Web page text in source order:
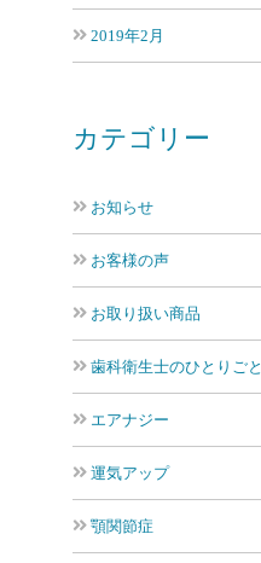
2019年2月
カテゴリー
お知らせ
お客様の声
お取り扱い商品
歯科衛生士のひとりごと
エアナジー
運気アップ
顎関節症